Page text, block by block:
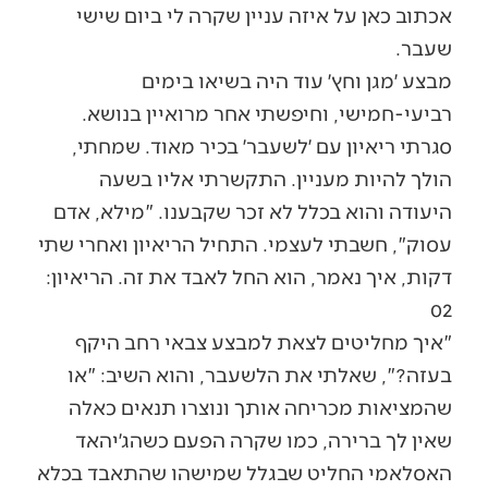
אכתוב כאן על איזה עניין שקרה לי ביום שישי
שעבר.
מבצע ׳מגן וחץ׳ עוד היה בשיאו בימים
רביעי-חמישי, וחיפשתי אחר מרואיין בנושא.
סגרתי ריאיון עם ׳לשעבר׳ בכיר מאוד. שמחתי,
הולך להיות מעניין. התקשרתי אליו בשעה
היעודה והוא בכלל לא זכר שקבענו. "מילא, אדם
עסוק", חשבתי לעצמי. התחיל הריאיון ואחרי שתי
דקות, איך נאמר, הוא החל לאבד את זה. הריאיון:
02
"איך מחליטים לצאת למבצע צבאי רחב היקף
בעזה?", שאלתי את הלשעבר, והוא השיב: "או
שהמציאות מכריחה אותך ונוצרו תנאים כאלה
שאין לך ברירה, כמו שקרה הפעם כשהג׳יהאד
האסלאמי החליט שבגלל שמישהו שהתאבד בכלא